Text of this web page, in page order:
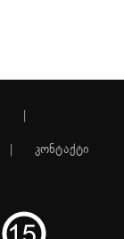
კონტაქტი